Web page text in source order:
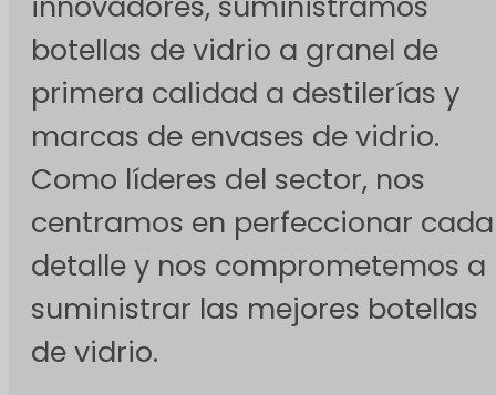
botellas de vidrio a granel de
primera calidad a destilerías y
marcas de envases de vidrio.
Como líderes del sector, nos
centramos en perfeccionar cada
detalle y nos comprometemos a
suministrar las mejores botellas
de vidrio.